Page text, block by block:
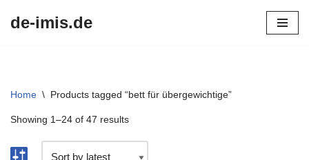
de-imis.de
Home \ Products tagged “bett für übergewichtige”
Showing 1–24 of 47 results